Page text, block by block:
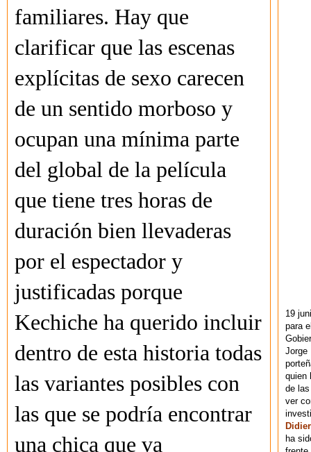
familiares. Hay que
clarificar que las escenas
explícitas de sexo carecen
de un sentido morboso y
ocupan una mínima parte
del global de la película
que tiene tres horas de
duración bien llevaderas
por el espectador y
justificadas porque
Kechiche ha querido incluir
dentro de esta historia todas
las variantes posibles con
las que se podría encontrar
una chica que va
19
para
Jorge
quien
de
ver
Didier
ha